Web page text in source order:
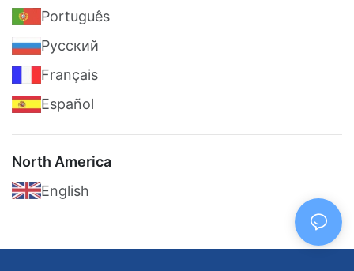
Português
Pусский
Français
Español
North America
English